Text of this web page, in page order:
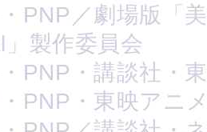
PNP／劇場版「
製作委員会
PNP・講談社・
PNP・東映アニ